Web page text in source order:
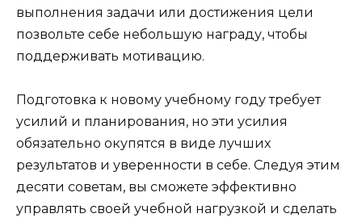
выполнения задачи или достижения цели
позвольте себе небольшую награду, чтобы
поддерживать мотивацию.
Подготовка к новому учебному году требует
усилий и планирования, но эти усилия
обязательно окупятся в виде лучших
результатов и уверенности в себе. Следуя этим
десяти советам, вы сможете эффективно
управлять своей учебной нагрузкой и сделать